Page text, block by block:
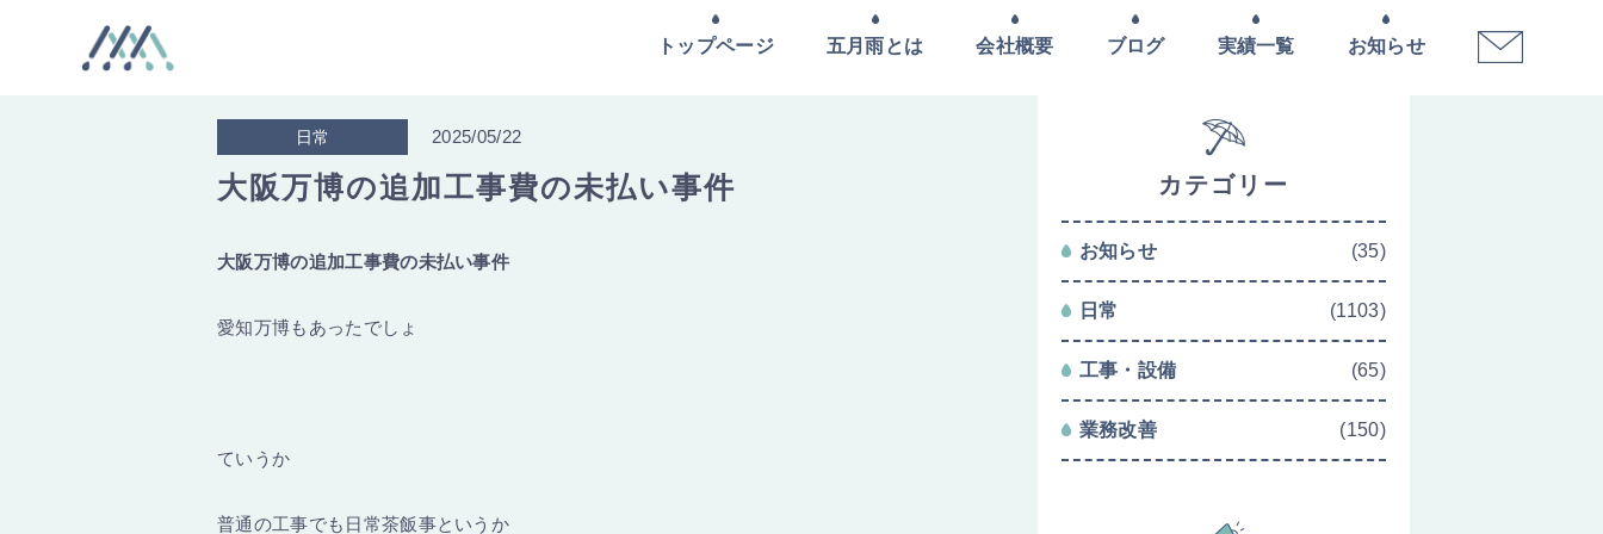
トップページ 五月雨とは 会社概要 ブログ 実績一覧 お知らせ
日常 2025/05/22
大阪万博の追加工事費の未払い事件
大阪万博の追加工事費の未払い事件
愛知万博もあったでしょ
ていうか
普通の工事でも日常茶飯事というか
カテゴリー
お知らせ (35)
日常 (1103)
工事・設備 (65)
業務改善 (150)